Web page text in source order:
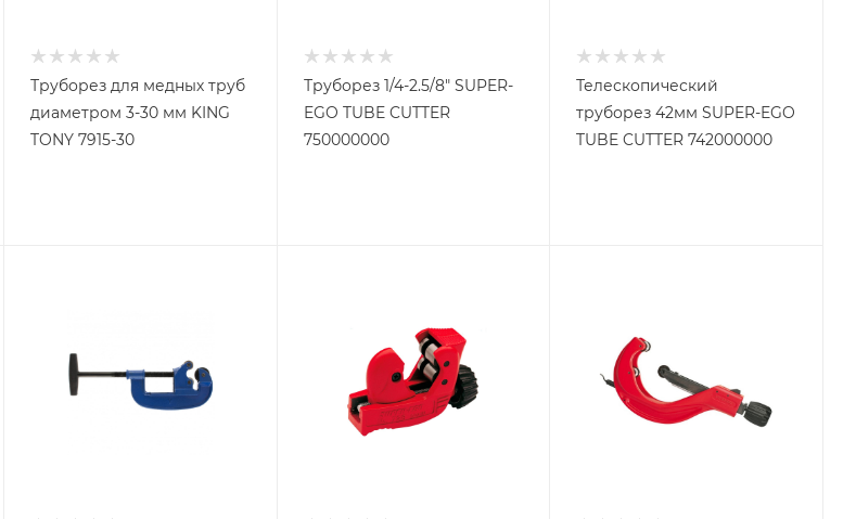
Труборез для медных труб
диаметром 3-30 мм KING
TONY 7915-30
Труборез 1/4-2.5/8" SUPER-
EGO TUBE CUTTER
750000000
Телескопический
труборез 42мм SUPER-EGO
TUBE CUTTER 742000000